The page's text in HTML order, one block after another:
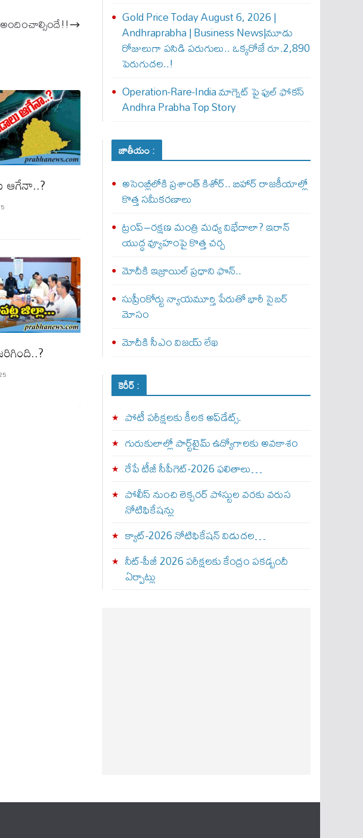
ఆగేనా..?
Gold Price Today August 6, 2026 |
Andhraprabha | Business News|మూడు
రోజులుగా పసిడి పరుగులు.. ఒక్కరోజే రూ.2,890
పెరుగుద‌ల‌..!
Operation-Rare-India మాగ్నెట్ పై ఫుల్ ఫోక‌స్
Andhra Prabha Top Story
జాతీయం :
అసెంబ్లీలోకి ప్రశాంత్ కిశోర్.. బిహార్ రాజకీయాల్లో
కొత్త సమీకరణాలు
ట్రంప్–రక్షణ మంత్రి మధ్య విభేదాలా? ఇరాన్
యుద్ధ వ్యూహంపై కొత్త చర్చ
మోదీకి ఇజ్రాయిల్ ప్ర‌ధాని ఫొన్..
సుప్రీంకోర్టు న్యాయమూర్తి పేరుతో భారీ సైబర్
మోసం
మోదీకి సీఎం విజయ్ లేఖ
కెరీర్ :
పోటీ పరీక్షలకు కీలక అప్‌డేట్స్.
గురుకులాల్లో పార్ట్‌టైమ్ ఉద్యోగాలకు అవకాశం
రేపే టీజీ సీపీగెట్‌-2026 ఫలితాలు…
పోలీస్ నుంచి లెక్చరర్ పోస్టుల వరకు వరుస
నోటిఫికేషన్లు
క్యాట్-2026 నోటిఫికేషన్ విడుదల…
నీట్-పీజీ 2026 పరీక్షలకు కేంద్రం పకడ్బందీ
ఏర్పాట్లు